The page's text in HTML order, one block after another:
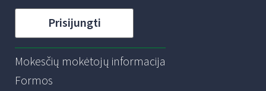
Prisijungti
Mokesčių mokėtojų informacija
Formos